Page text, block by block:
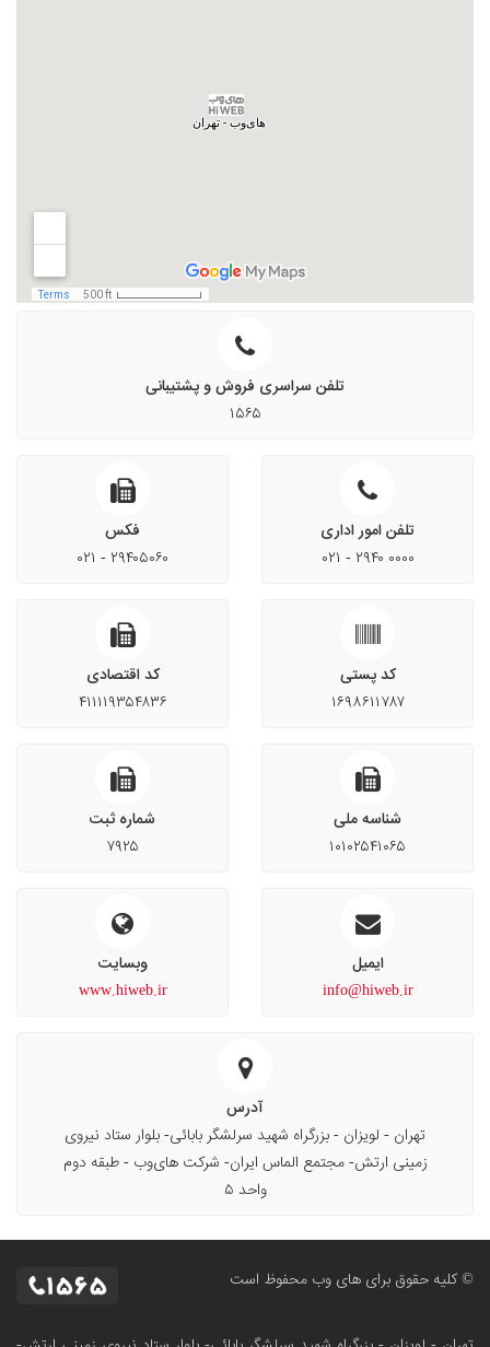
تلفن سراسری فروش و پشتیبانی
۱۵۶۵
تلفن امور اداری
۰۲۱ - ۲۹۴۰ ۰۰۰۰
فکس
۰۲۱ - ۲۹۴۰۵۰۶۰
کد پستی
۱۶۹۸۶۱۱۷۸۷
کد اقتصادی
۴۱۱۱۱۹۳۵۴۸۳۶
شناسه ملی
۱۰۱۰۲۵۴۱۰۶۵
شماره ثبت
۷۹۲۵
ایمیل
info@hiweb.ir
وبسایت
www.hiweb.ir
آدرس
تهران - لویزان - بزرگراه شهید سرلشگر بابائی- بلوار ستاد نیروی
زمینی ارتش- مجتمع الماس ایران- شرکت های‌وب - طبقه دوم
واحد ۵
© کلیه حقوق برای های وب محفوظ است